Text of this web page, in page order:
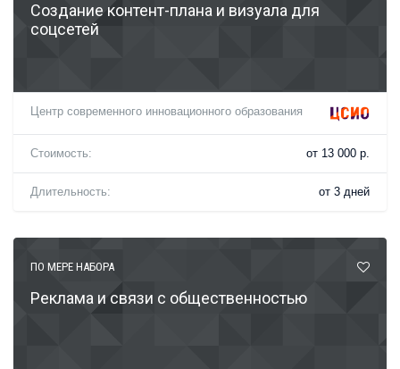
Создание контент-плана и визуала для
соцсетей
Центр современного инновационного образования
Стоимость: от 13 000 р.
Длительность: от 3 дней
ПО МЕРЕ НАБОРА
Реклама и связи с общественностью